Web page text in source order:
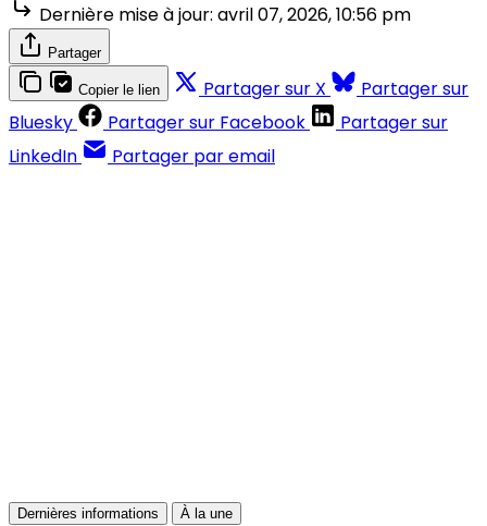
Dernière mise à jour: avril 07, 2026, 10:56 pm
Partager
Copier le lien Partager sur X
Partager sur
Bluesky
Partager sur Facebook
Partager sur
LinkedIn
Partager par email
Dernières informations À la une